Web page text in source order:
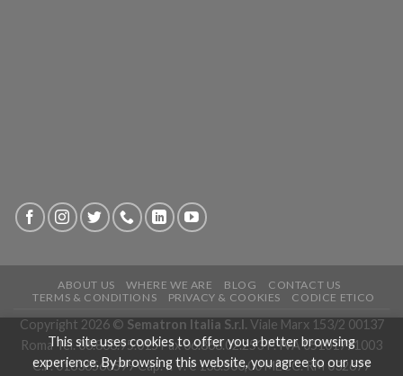
ABOUT US WHERE WE ARE BLOG
CONTACT US
TERMS & CONDITIONS
PRIVACY & COOKIES CODICE ETICO
Copyright 2026 © Sematron Italia S.r.l. Viale Marx 153/2 00137
Roma Tel. 06.868.95.015 Fax 06.868.02.253 P. IVA 05101771003
C.F. 01636560599 Cap. I. V. € 138.500,00 MECC. RM 032677
This site uses cookies to offer you a better browsing
experience. By browsing this website, you agree to our use